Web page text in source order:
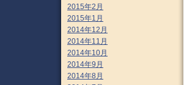
2015年2月
2015年1月
2014年12月
2014年11月
2014年10月
2014年9月
2014年8月